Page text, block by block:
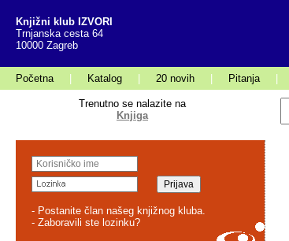
Knjižni klub IZVORI
Trnjanska cesta 64
10000 Zagreb
Početna Katalog 20 novih Pitanja
Trenutno se nalazite na
Knjiga
- Postanite član našeg knjižnog kluba.
- Zaboravili ste lozinku?